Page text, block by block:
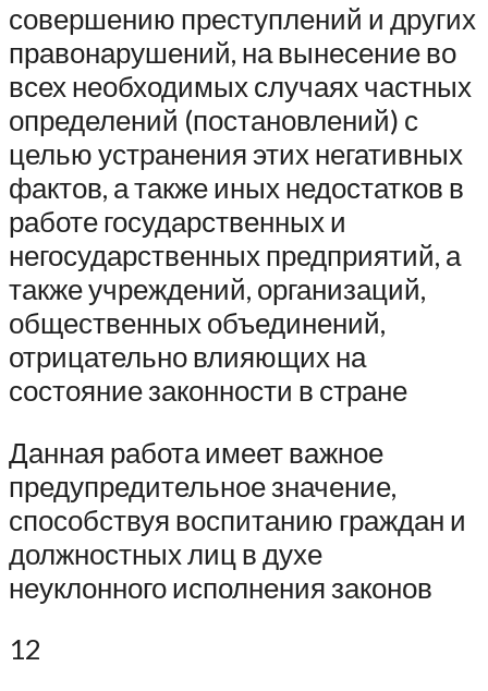
совершению преступлений и других
правонарушений, на вынесение во
всех необходимых случаях частных
определений (постановлений) с
целью устранения этих негативных
фактов, а также иных недостатков в
работе государственных и
негосударственных предприятий, а
также учреждений, организаций,
общественных объединений,
отрицательно влияющих на
состояние законности в стране
Данная работа имеет важное
предупредительное значение,
способствуя воспитанию граждан и
должностных лиц в духе
неуклонного исполнения законов
12